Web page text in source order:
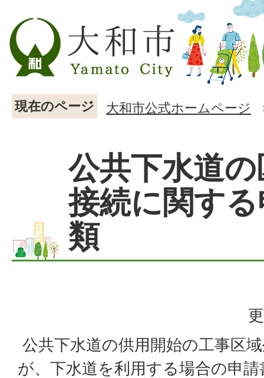
現在のページ 大和市公式ホームページ
公共下水道
接続に関す
類
公共下水道の供用開始の工事区
が、下水道を利用する場合の申